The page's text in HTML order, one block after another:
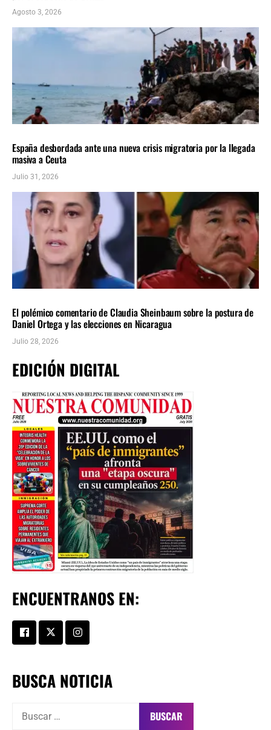
Agosto 3, 2026
España desbordada ante una nueva crisis migratoria por la llegada
masiva a Ceuta
Julio 31, 2026
El polémico comentario de Claudia Sheinbaum sobre la postura de
Daniel Ortega y las elecciones en Nicaragua
Julio 28, 2026
EDICIÓN DIGITAL
ENCUENTRANOS EN:
BUSCA NOTICIA
Buscar: